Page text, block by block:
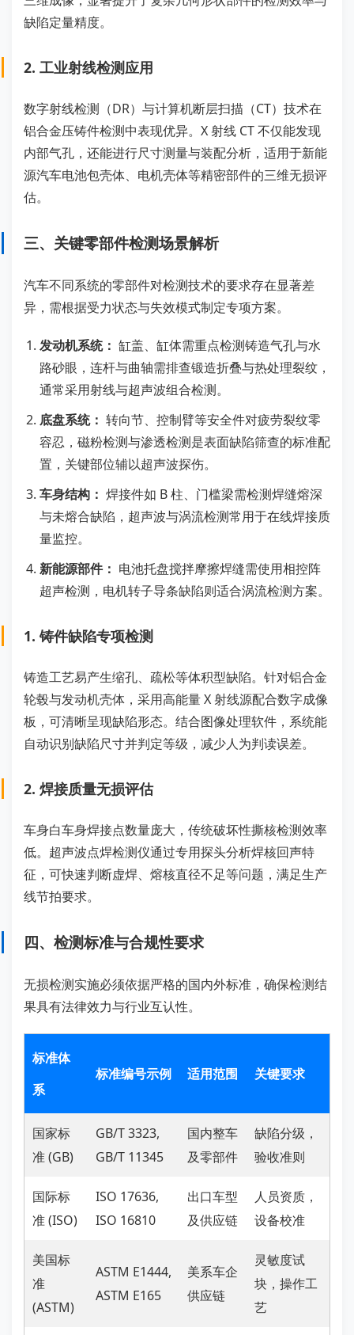
缺陷定量精度。
2. 工业射线检测应用
数字射线检测（DR）与计算机断层扫描（CT）技术在
铝合金压铸件检测中表现优异。X 射线 CT 不仅能发现
内部气孔，还能进行尺寸测量与装配分析，适用于新能
源汽车电池包壳体、电机壳体等精密部件的三维无损评
估。
三、关键零部件检测场景解析
汽车不同系统的零部件对检测技术的要求存在显著差
异，需根据受力状态与失效模式制定专项方案。
发动机系统： 缸盖、缸体需重点检测铸造气孔与水
路砂眼，连杆与曲轴需排查锻造折叠与热处理裂纹，
通常采用射线与超声波组合检测。
底盘系统： 转向节、控制臂等安全件对疲劳裂纹零
容忍，磁粉检测与渗透检测是表面缺陷筛查的标准配
置，关键部位辅以超声波探伤。
车身结构： 焊接件如 B 柱、门槛梁需检测焊缝熔深
与未熔合缺陷，超声波与涡流检测常用于在线焊接质
量监控。
新能源部件： 电池托盘搅拌摩擦焊缝需使用相控阵
超声检测，电机转子导条缺陷则适合涡流检测方案。
1. 铸件缺陷专项检测
铸造工艺易产生缩孔、疏松等体积型缺陷。针对铝合金
轮毂与发动机壳体，采用高能量 X 射线源配合数字成像
板，可清晰呈现缺陷形态。结合图像处理软件，系统能
自动识别缺陷尺寸并判定等级，减少人为判读误差。
2. 焊接质量无损评估
车身白车身焊接点数量庞大，传统破坏性撕核检测效率
低。超声波点焊检测仪通过专用探头分析焊核回声特
征，可快速判断虚焊、熔核直径不足等问题，满足生产
线节拍要求。
四、检测标准与合规性要求
无损检测实施必须依据严格的国内外标准，确保检测结
果具有法律效力与行业互认性。
标准体
系
标准编号示例 适用范围 关键要求
国家标
准 (GB)
GB/T 3323,
GB/T 11345
国内整车
及零部件
缺陷分级，
验收准则
国际标
准 (ISO)
ISO 17636,
ISO 16810
出口车型
及供应链
人员资质，
设备校准
美国标
准
(ASTM)
ASTM E1444,
ASTM E165
美系车企
供应链
灵敏度试
块，操作工
艺